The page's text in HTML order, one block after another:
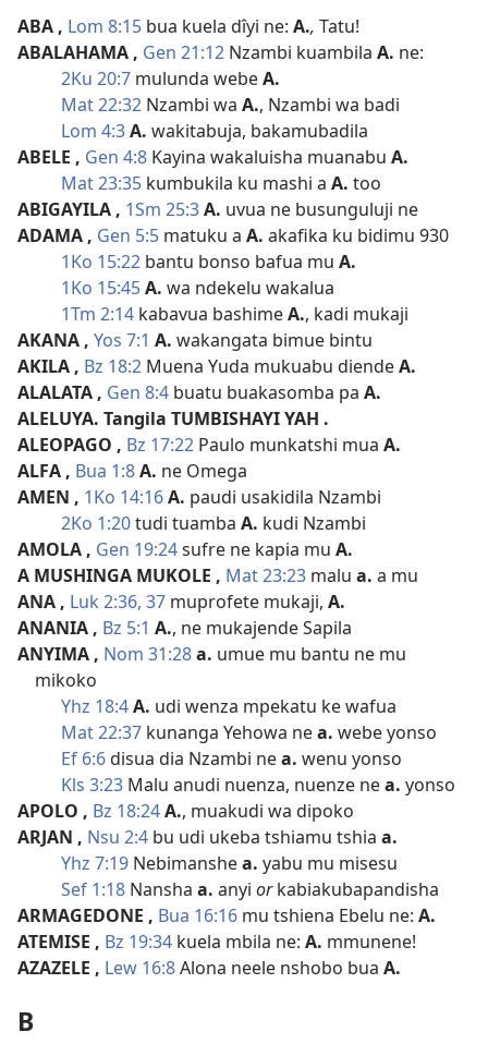
ABA , Lom 8:15 bua kuela dîyi ne: A., Tatu!
ABALAHAMA , Gen 21:12 Nzambi kuambila A. ne:
2Ku 20:7 mulunda webeA.
Mat 22:32 Nzambi wa A., Nzambi wa badi
Lom 4:3A. wakitabuja, bakamubadila
ABELE , Gen 4:8 Kayina wakaluisha muanabu A.
Mat 23:35 kumbukila ku mashi a A. too
ABIGAYILA , 1Sm 25:3A. uvua ne busunguluji ne
ADAMA , Gen 5:5 matuku a A. akafika ku bidimu 930
1Ko 15:22 bantu bonso bafua mu A.
1Ko 15:45A. wa ndekelu wakalua
1Tm 2:14 kabavua bashimeA., kadi mukaji
AKANA , Yos 7:1 A. wakangata bimue bintu
AKILA , Bz 18:2 Muena Yuda mukuabu diendeA.
ALALATA , Gen 8:4 buatu buakasomba pa A.
ALELUYA. Tangila TUMBISHAYI YAH .
ALEOPAGO , Bz 17:22 Paulo munkatshi mua A.
ALFA , Bua 1:8A. ne Omega
AMEN , 1Ko 14:16A. paudi usakidila Nzambi
2Ko 1:20tudi tuamba A. kudi Nzambi
AMOLA , Gen 19:24sufre ne kapia mu A.
A MUSHINGA MUKOLE , Mat 23:23 malu a. a mu
ANA , Luk 2:36, 37 muprofete mukaji, A.
ANANIA , Bz 5:1 A., ne mukajende Sapila
ANYIMA , Nom 31:28a. umue mu bantu ne mu
mikoko
Yhz 18:4A. udi wenza mpekatu ke wafua
Mat 22:37 kunanga Yehowa nea. webe yonso
Ef 6:6disua dia Nzambi nea. wenu yonso
Kls 3:23 Malu anudi nuenza, nuenze nea. yonso
APOLO , Bz 18:24A., muakudi wa dipoko
ARJAN , Nsu 2:4 bu udi ukeba tshiamu tshia a.
Yhz 7:19 Nebimanshea. yabu mu misesu
Sef 1:18 Nansha a. anyi orkabiakubapandisha
ARMAGEDONE , Bua 16:16 mu tshiena Ebelu ne: A.
ATEMISE , Bz 19:34 kuela mbila ne: A. mmunene!
AZAZELE , Lew 16:8Alona neele nshobo bua A.
B